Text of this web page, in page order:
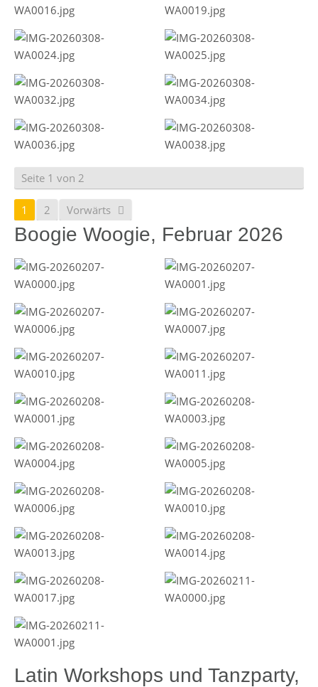
Seite 1 von 2
1 2 Vorwärts
Boogie Woogie, Februar 2026
Latin Workshops und Tanzparty,